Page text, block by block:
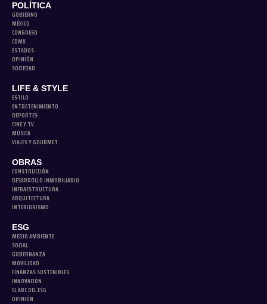
POLÍTICA
GOBIERNO
MÉXICO
CONGRESO
CDMX
ESTADOS
OPINIÓN
SOCIEDAD
LIFE & STYLE
ESTILO
ENTRETENIMIENTO
DEPORTES
CINE Y TV
MÚSICA
VIAJES Y GOURMET
OBRAS
CONSTRUCCIÓN
DESARROLLO INMOBILIARIO
INFRAESTRUCTURA
ARQUITECTURA
INTERIORISMO
ESG
MEDIO AMBIENTE
SOCIAL
GOBERNANZA
MOVILIDAD
FINANZAS SOSTENIBLES
INNOVACIÓN
EL ABC DEL ESG
OPINIÓN